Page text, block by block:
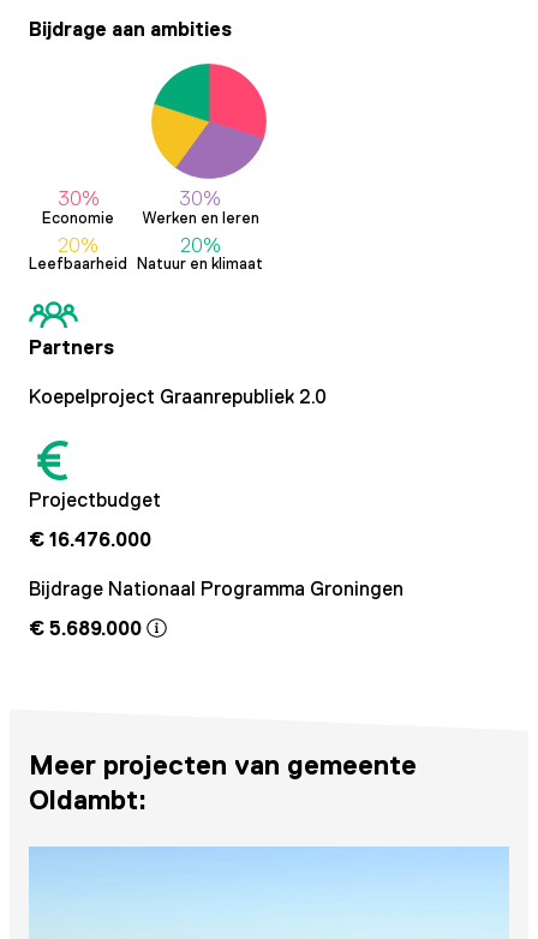
Bijdrage aan ambities
30%
Economie
30%
Werken en leren
20%
Leefbaarheid
20%
Natuur en klimaat
Partners
Koepelproject Graanrepubliek 2.0
Projectbudget
€ 16.476.000
Bijdrage Nationaal Programma Groningen
€ 5.689.000
Meer projecten van gemeente
Oldambt: